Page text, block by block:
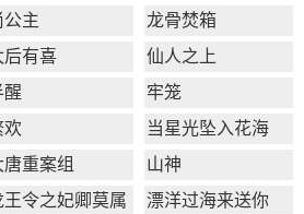
公主
龙骨焚箱
后有喜
仙人之上
醒
牢笼
欢
当星光坠入花海
唐重案组
山神
王令之妃卿莫属
漂洋过海来送你